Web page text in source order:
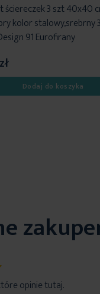
ściereczek 3 szt 40x40
kolor stalowy,srebrny
91 Eurofirany
Dodaj do koszyka
opinie tutaj.